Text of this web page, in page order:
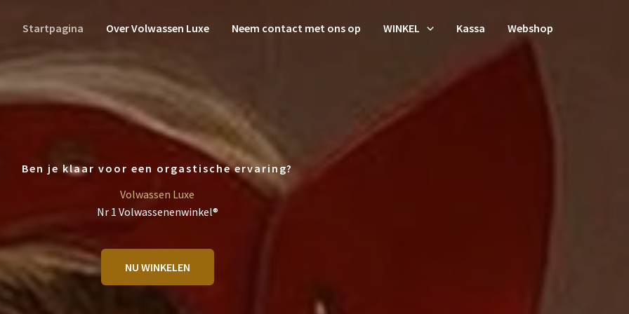
Startpagina Over Volwassen Luxe Neem contact met ons op WINKEL Kassa Webshop
Ben je klaar voor een orgastische ervaring?
Volwassen Luxe
Nr 1 Volwassenenwinkel®
NU WINKELEN